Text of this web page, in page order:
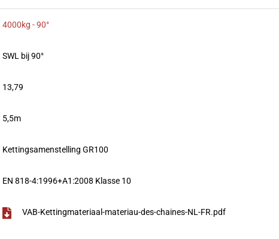
4000kg - 90°
SWL bij 90°
13,79
5,5m
Kettingsamenstelling GR100
EN 818-4:1996+A1:2008 Klasse 10
VAB-Kettingmateriaal-materiau-des-chaines-NL-FR.pdf